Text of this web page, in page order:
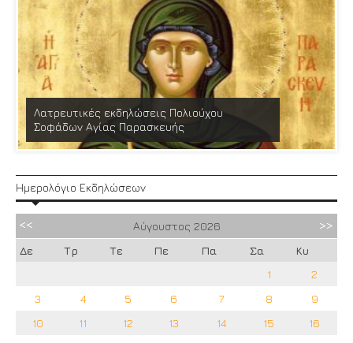
Λατρευτικές εκδηλώσεις Πολιούχου
Σοφάδων Αγίας Παρασκευής
Ημερολόγιο Εκδηλώσεων
Αύγουστος 2026
Δε
Τρ Τε Πε Πα Σα
Κυ
1
2
3
4 5 6 7 8
9
10
11 12 13 14 15
16